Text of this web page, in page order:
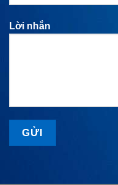
Lời nhắn